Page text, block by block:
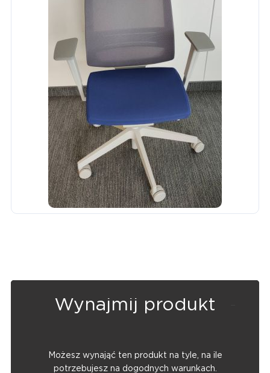
Wynajmij produkt
Możesz wynająć ten produkt na tyle, na ile
potrzebujesz na dogodnych warunkach.